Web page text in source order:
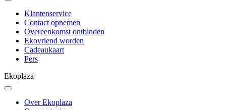
Klantenservice
Contact opnemen
Overeenkomst ontbinden
Ekovriend worden
Cadeaukaart
Pers
Ekoplaza
Over Ekoplaza